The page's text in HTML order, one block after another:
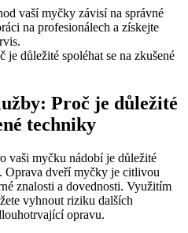
vaší myčky závisí na správné
na profesionálech a získejte
Proč je důležité
techniky
vaši myčku nádobí je důležité
Oprava dveří myčky je citlivou
znalosti a dovednosti. Využitím
vyhnout riziku dalších
opravu.